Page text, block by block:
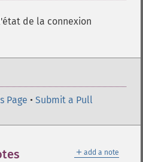
de la connexion
Page • Submit a Pull
＋ add a note